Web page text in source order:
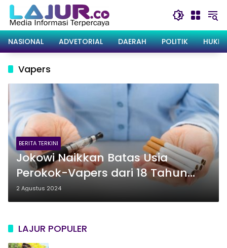
Langsung
konten
NASIONAL
ADVETORIAL DAERAH POLITIK
Vapers
BERITA TERKINI
Jokowi Naikkan Batas Usia
Perokok-Vapers dari 18 Tahun
Menjadi 21 Tahun
2 Agustus 2024
LAJUR POPULER